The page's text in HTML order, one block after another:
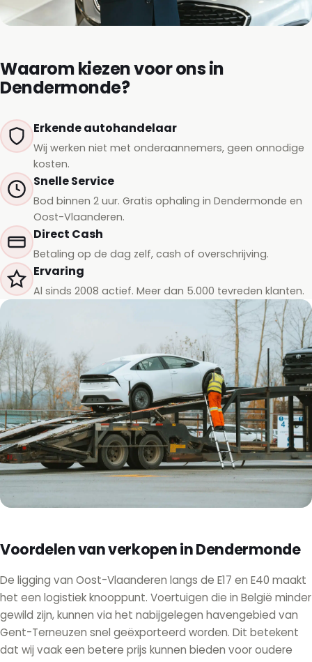
Waarom kiezen voor ons in
Dendermonde?
Erkende autohandelaar
Wij werken niet met onderaannemers, geen onnodige
kosten.
Snelle Service
Bod binnen 2 uur. Gratis ophaling in Dendermonde en
Oost-Vlaanderen.
Direct Cash
Betaling op de dag zelf, cash of overschrijving.
Ervaring
Al sinds 2008 actief. Meer dan 5.000 tevreden klanten.
Voordelen van verkopen in Dendermonde
De ligging van Oost-Vlaanderen langs de E17 en E40 maakt
het een logistiek knooppunt. Voertuigen die in België minder
gewild zijn, kunnen via het nabijgelegen havengebied van
Gent-Terneuzen snel geëxporteerd worden. Dit betekent
dat wij vaak een betere prijs kunnen bieden voor oudere